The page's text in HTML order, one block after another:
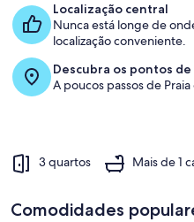
Localização central
Nunca está longe de
localização conveniente.
Descubra os pontos
A poucos passos de
3 quartos Mais de 1
Comodidades